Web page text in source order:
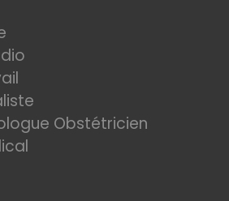
Obstétricien